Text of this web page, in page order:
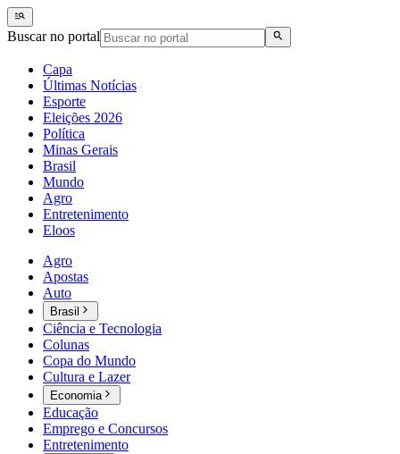
Buscar no portal
Capa
Últimas Notícias
Esporte
Eleições 2026
Política
Minas Gerais
Brasil
Mundo
Agro
Entretenimento
Eloos
Agro
Apostas
Auto
Brasil
Ciência e Tecnologia
Colunas
Copa do Mundo
Cultura e Lazer
Economia
Educação
Emprego e Concursos
Entretenimento